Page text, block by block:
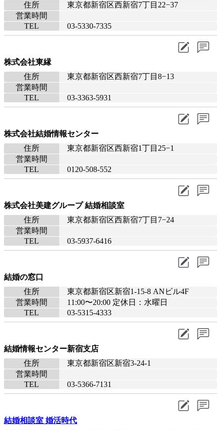
住所
東京都新宿区西新宿7丁目22−37
営業時間
TEL
03-5330-7335
株式会社東縁
住所
東京都新宿区西新宿7丁目8−13
営業時間
TEL
03-3363-5931
株式会社結婚情報センター
住所
東京都新宿区西新宿1丁目25−1
営業時間
TEL
0120-508-552
株式会社美建グループ 結婚相談室
住所
東京都新宿区西新宿7丁目7−24
営業時間
TEL
03-5937-6416
結婚の窓口
住所
東京都新宿区新宿1-15-8 ANビル4F
営業時間
11:00〜20:00 定休日：水曜日
TEL
03-5315-4333
結婚情報センター新宿支店
住所
東京都新宿区新宿3-24-1
営業時間
TEL
03-5366-7131
結婚相談室 婚活時代